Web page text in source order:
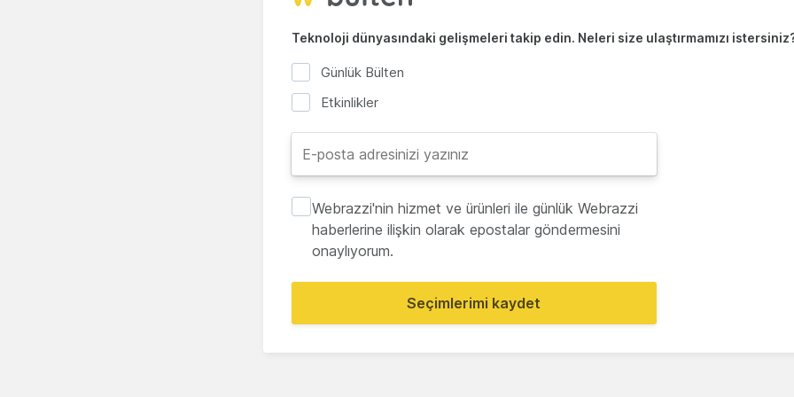
Teknoloji dünyasındaki gelişmeleri takip edin. Neleri size ulaştırmamızı
Günlük Bülten
Etkinlikler
Webrazzi'nin hizmet ve ürünleri ile günlük Webrazzi
haberlerine ilişkin olarak epostalar göndermesini
onaylıyorum.
Seçimlerimi kaydet